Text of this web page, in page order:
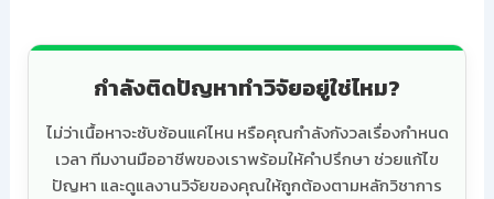
กำลังติดปัญหาทำวิจัยอยู่ใช่ไหม?
ไม่ว่าเนื้อหาจะซับซ้อนแค่ไหน หรือคุณกำลังกังวลเรื่องกำหนด
เวลา ทีมงานมืออาชีพของเราพร้อมให้คำปรึกษา ช่วยแก้ไข
ปัญหา และดูแลงานวิจัยของคุณให้ถูกต้องตามหลักวิชาการ